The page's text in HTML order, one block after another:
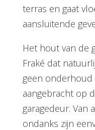
terras en gaat
aansluitende
Het hout van de
Fraké dat
geen onderhoud
aangebracht op
garagedeur. Van
ondanks zijn